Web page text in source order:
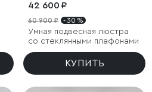
42 600 ₽
60 900 ₽ - 30 %
Умная подвесная люстра
со стеклянными плафонами
КУПИТЬ